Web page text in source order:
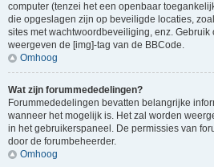
computer (tenzei het een openbaar
die opgeslagen zijn op beveiligde locaties,
sites met wachtwoordbeveiliging, enz. Gebruik
weergeven de [img]-tag van de BBCode.
Omhoog
Wat zijn forummededelingen?
Forummededelingen bevatten belangrijke
wanneer het mogelijk is. Het zal worden
in het gebruikerspaneel. De permissies van
door de forumbeheerder.
Omhoog